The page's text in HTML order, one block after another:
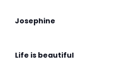
Josephine
Life is beautiful